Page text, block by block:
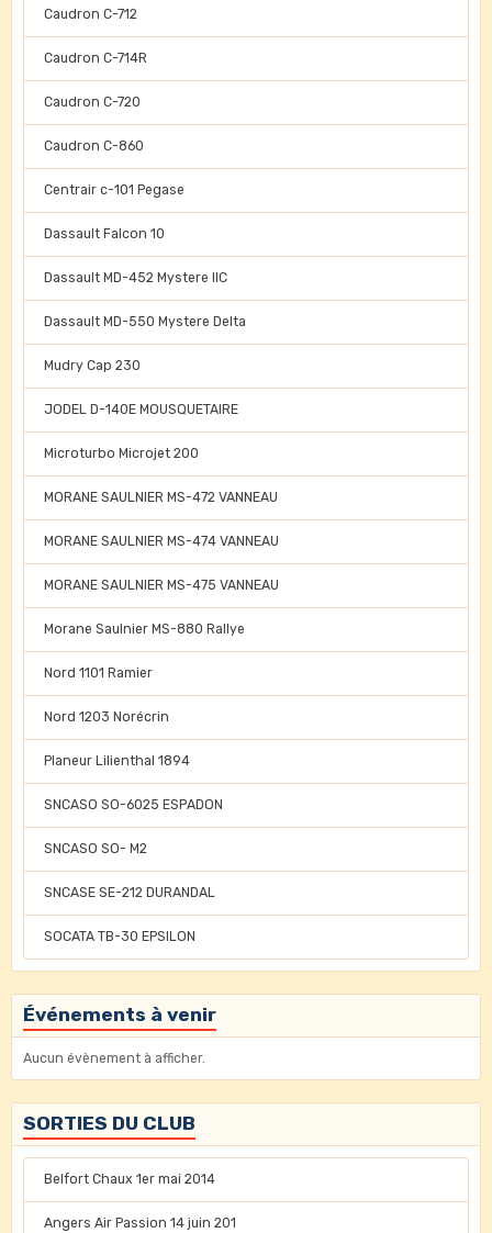
Caudron C-712
Caudron C-714R
Caudron C-720
Caudron C-860
Centrair c-101 Pegase
Dassault Falcon 10
Dassault MD-452 Mystere IIC
Dassault MD-550 Mystere Delta
Mudry Cap 230
JODEL D-140E MOUSQUETAIRE
Microturbo Microjet 200
MORANE SAULNIER MS-472 VANNEAU
MORANE SAULNIER MS-474 VANNEAU
MORANE SAULNIER MS-475 VANNEAU
Morane Saulnier MS-880 Rallye
Nord 1101 Ramier
Nord 1203 Norécrin
Planeur Lilienthal 1894
SNCASO SO-6025 ESPADON
SNCASO SO- M2
SNCASE SE-212 DURANDAL
SOCATA TB-30 EPSILON
Événements à venir
Aucun évènement à afficher.
SORTIES DU CLUB
Belfort Chaux 1er mai 2014
Angers Air Passion 14 juin 201